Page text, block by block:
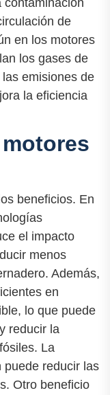
de
en los motores
los gases de
emisiones de
la eficiencia
beneficios. En
el impacto
menos
Además,
en
lo que puede
reducir la
La
puede reducir las
Otro beneficio